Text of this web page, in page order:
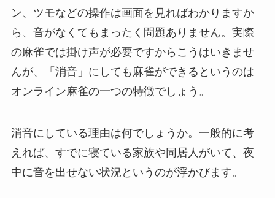
ン、ツモなどの操作は画面を見ればわかりますか
ら、音がなくてもまったく問題ありません。実際
の麻雀では掛け声が必要ですからこうはいきませ
んが、「消音」にしても麻雀ができるというのは
オンライン麻雀の一つの特徴でしょう。
消音にしている理由は何でしょうか。一般的に考
えれば、すでに寝ている家族や同居人がいて、夜
中に音を出せない状況というのが浮かびます。